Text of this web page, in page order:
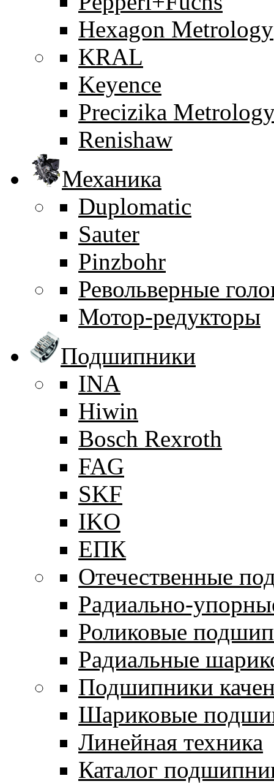
Hexagon Metrology
KRAL
Keyence
Precizika
Renishaw
Механика
Duplomatic
Sauter
Pinzbohr
Револьверные
Мотор-редукторы
Подшипники
INA
Hiwin
Bosch Rexroth
FAG
SKF
IKO
ЕПК
Отечественные
Радиально-
Роликовые
Радиальные
Подшипники
Шариковые
Линейная техника
Каталог